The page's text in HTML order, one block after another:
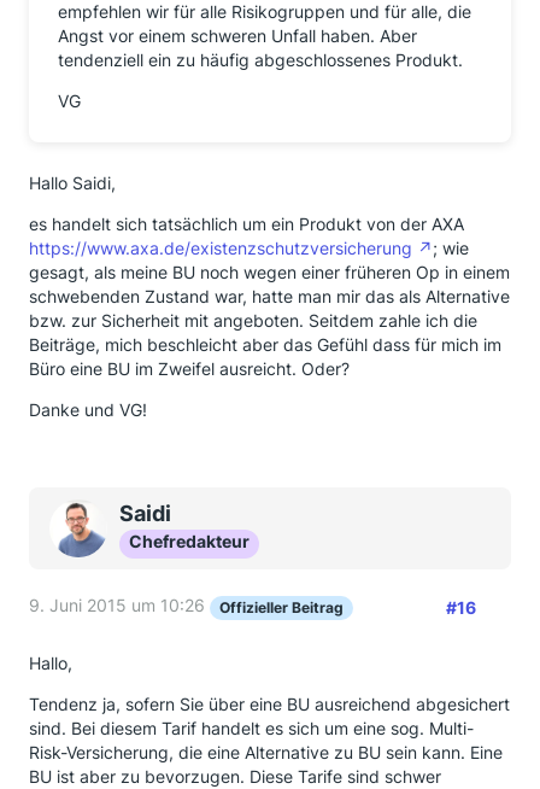
empfehlen wir für alle Risikogruppen und für alle, die
Angst vor einem schweren Unfall haben. Aber
tendenziell ein zu häufig abgeschlossenes Produkt.
VG
Hallo Saidi,
es handelt sich tatsächlich um ein Produkt von der AXA
https://www.axa.de/existenzschutzversicherung
; wie
gesagt, als meine BU noch wegen einer früheren Op in einem
schwebenden Zustand war, hatte man mir das als Alternative
bzw. zur Sicherheit mit angeboten. Seitdem zahle ich die
Beiträge, mich beschleicht aber das Gefühl dass für mich im
Büro eine BU im Zweifel ausreicht. Oder?
Danke und VG!
Saidi
Chefredakteur
9. Juni 2015 um 10:26 Offizieller Beitrag #16
Hallo,
Tendenz ja, sofern Sie über eine BU ausreichend abgesichert
sind. Bei diesem Tarif handelt es sich um eine sog. Multi-
Risk-Versicherung, die eine Alternative zu BU sein kann. Eine
BU ist aber zu bevorzugen. Diese Tarife sind schwer